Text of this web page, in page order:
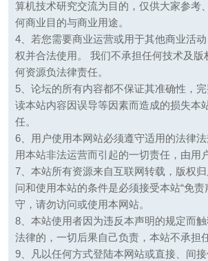
算机技术研究交流为目的，仅供大家参考
何商业目的与商业用途。
4、若您需要商业运营或用于其他商业活
权并合法使用。 我们不承担任何技术及版
何资源负法律责任。
5、论坛的所有内容都不保证其准确性，
读本站内容因误导等因素而造成的损失本
任。
6、用户使用本网站必须遵守适用的法律
用本站非法运营而引起的一切责任，由用
7、本站所有资源来自互联网转载，版权
问和使用本站的条件是必须接受本站“免责
守，请勿访问或使用本网站。
8、本站使用者因为违反本声明的规定而
法律的，一切后果自己负责，本站不承担
9、凡以任何方式登陆本网站或直接、间